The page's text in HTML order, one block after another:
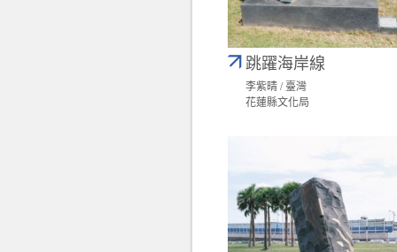
跳躍海岸線
李紫晴 / 臺灣
花蓮縣文化局